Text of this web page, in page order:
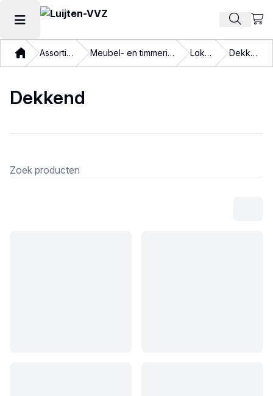
Hoofdmenu openen Zoek
Thuis Assortiment Meubel- en timmerindustrie Lakverf Dekkend
Dekkend